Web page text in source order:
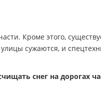
Кроме этого,
сужаются, и
снег на дорогах